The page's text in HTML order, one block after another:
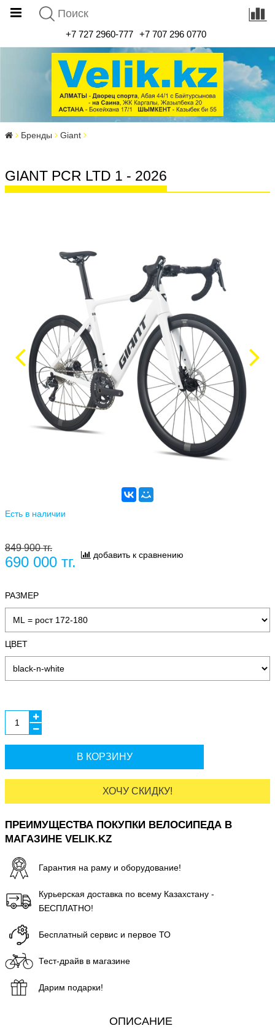
+7 727 2960-777 +7 707 296 0770
Бренды Giant
GIANT PCR LTD 1 - 2026
Есть в наличии
849 900 тг.
690 000 тг. добавить к сравнению
РАЗМЕР
ЦВЕТ
В КОРЗИНУ
ХОЧУ СКИДКУ!
ПРЕИМУЩЕСТВА ПОКУПКИ ВЕЛОСИПЕДА В
МАГАЗИНЕ VELIK.KZ
Гарантия на раму и оборудование!
Курьерская доставка по всему Казахстану -
БЕСПЛАТНО!
Бесплатный сервис и первое ТО
Тест-драйв в магазине
Дарим подарки!
ОПИСАНИЕ